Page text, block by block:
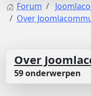
Forum
Over
Over
59 onderwerpen